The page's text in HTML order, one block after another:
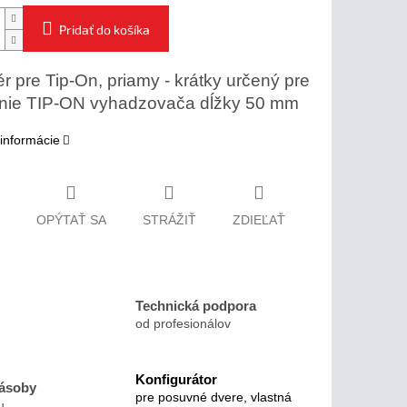
Pridať do košíka
pre Tip-On, priamy - krátky určený pre
TIP-ON vyhadzovača dĺžky 50 mm
OPÝTAŤ SA STRÁŽIŤ ZDIEĽAŤ
Technická podpora
od profesionálov
Konfigurátor
pre posuvné dvere, vlastná